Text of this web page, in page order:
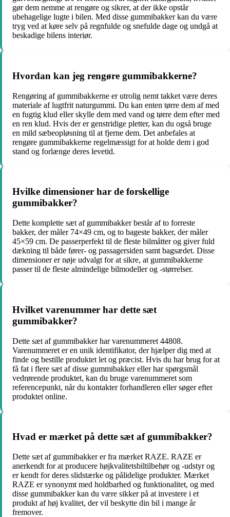
gør dem nemme at rengøre og sikrer, at der ikke opstår
ubehagelige lugte i bilen. Med disse gummibakker kan du være
tryg ved at køre selv på regnfulde og snefulde dage og undgå at
beskadige bilens interiør.
Hvordan kan jeg rengøre gummibakkerne?
Rengøring af gummibakkerne er utrolig nemt takket være deres
materiale af lugtfrit naturgummi. Du kan enten tørre dem af med
en fugtig klud eller skylle dem med vand og tørre dem efter med
en ren klud. Hvis der er genstridige pletter, kan du også bruge
en mild sæbeopløsning til at fjerne dem. Det anbefales at
rengøre gummibakkerne regelmæssigt for at holde dem i god
stand og forlænge deres levetid.
Hvilke dimensioner har de forskellige
gummibakker?
Dette komplette sæt af gummibakker består af to forreste
bakker, der måler 74×49 cm, og to bageste bakker, der måler
45×59 cm. De passerperfekt til de fleste bilmåtter og giver fuld
dækning til både fører- og passagersiden samt bagsædet. Disse
dimensioner er nøje udvalgt for at sikre, at gummibakkerne
passer til de fleste almindelige bilmodeller og -størrelser.
Hvilket varenummer har dette sæt
gummibakker?
Dette sæt af gummibakker har varenummeret 44808.
Varenummeret er en unik identifikator, der hjælper dig med at
finde og bestille produktet let og præcist. Hvis du har brug for at
få fat i flere sæt af disse gummibakker eller har spørgsmål
vedrørende produktet, kan du bruge varenummeret som
referencepunkt, når du kontakter forhandleren eller søger efter
produktet online.
Hvad er mærket på dette sæt af gummibakker?
Dette sæt af gummibakker er fra mærket RAZE. RAZE er
anerkendt for at producere højkvalitetsbiltilbehør og -udstyr og
er kendt for deres slidstærke og pålidelige produkter. Mærket
RAZE er synonymt med holdbarhed og funktionalitet, og med
disse gummibakker kan du være sikker på at investere i et
produkt af høj kvalitet, der vil beskytte din bil i mange år
fremover.